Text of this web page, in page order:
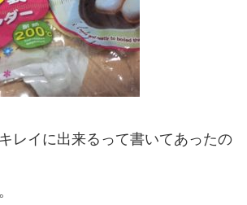
レイに出来るって書いてあったの